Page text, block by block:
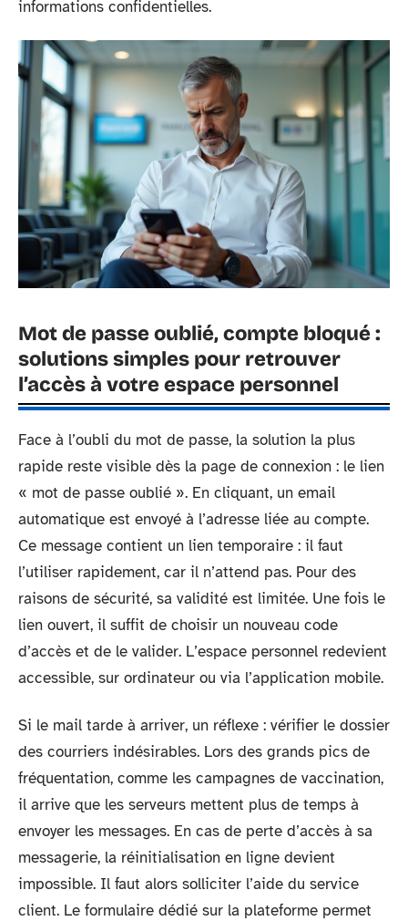
informations confidentielles.
Mot de passe oublié, compte bloqué :
solutions simples pour retrouver
l’accès à votre espace personnel
Face à l’oubli du mot de passe, la solution la plus
rapide reste visible dès la page de connexion : le lien
« mot de passe oublié ». En cliquant, un email
automatique est envoyé à l’adresse liée au compte.
Ce message contient un lien temporaire : il faut
l’utiliser rapidement, car il n’attend pas. Pour des
raisons de sécurité, sa validité est limitée. Une fois le
lien ouvert, il suffit de choisir un nouveau code
d’accès et de le valider. L’espace personnel redevient
accessible, sur ordinateur ou via l’application mobile.
Si le mail tarde à arriver, un réflexe : vérifier le dossier
des courriers indésirables. Lors des grands pics de
fréquentation, comme les campagnes de vaccination,
il arrive que les serveurs mettent plus de temps à
envoyer les messages. En cas de perte d’accès à sa
messagerie, la réinitialisation en ligne devient
impossible. Il faut alors solliciter l’aide du service
client. Le formulaire dédié sur la plateforme permet